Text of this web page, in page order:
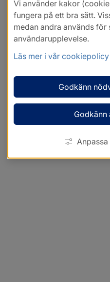
Vi använder kakor
fungera på ett bra sätt.
medan andra används
användarupplevelse.
Läs mer i vår cookiepolicy
Godkänn
Godkänn